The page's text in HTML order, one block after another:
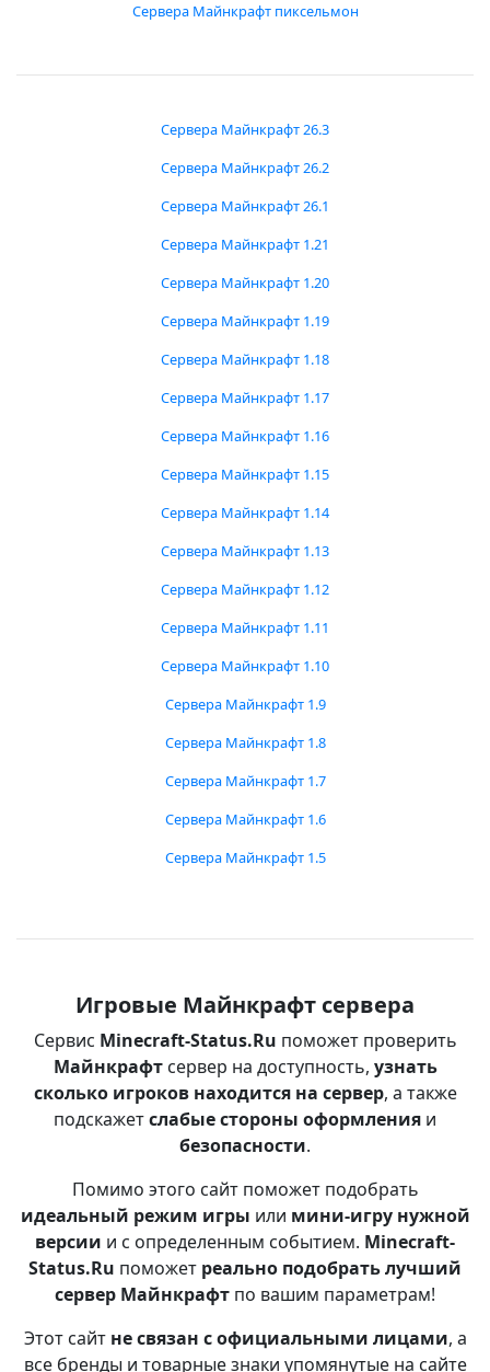
Сервера Майнкрафт пиксельмон
Сервера Майнкрафт 26.3
Сервера Майнкрафт 26.2
Сервера Майнкрафт 26.1
Сервера Майнкрафт 1.21
Сервера Майнкрафт 1.20
Сервера Майнкрафт 1.19
Сервера Майнкрафт 1.18
Сервера Майнкрафт 1.17
Сервера Майнкрафт 1.16
Сервера Майнкрафт 1.15
Сервера Майнкрафт 1.14
Сервера Майнкрафт 1.13
Сервера Майнкрафт 1.12
Сервера Майнкрафт 1.11
Сервера Майнкрафт 1.10
Сервера Майнкрафт 1.9
Сервера Майнкрафт 1.8
Сервера Майнкрафт 1.7
Сервера Майнкрафт 1.6
Сервера Майнкрафт 1.5
Игровые Майнкрафт сервера
Сервис Minecraft-Status.Ru поможет проверить
Майнкрафтсервер на доступность, узнать
сколько игроков находится на сервер, а также
подскажетслабые стороны оформления и
безопасности.
Помимо этого сайт поможет подобрать
идеальный режим игры или мини-игру нужной
версии и с определенным событием. Minecraft-
Status.Ru поможет реально подобрать лучший
сервер Майнкрафт по вашим параметрам!
Этот сайт не связан с официальными лицами, а
все бренды и товарные знаки упомянутые на сайте